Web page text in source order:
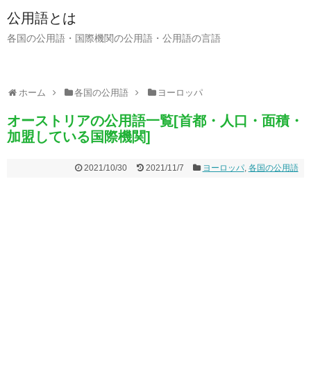
公用語とは
各国の公用語・国際機関の公用語・公用語の言語
ホーム 各国の公用語 ヨーロッパ
オーストリアの公用語一覧[首都・人口・面積・
加盟している国際機関]
2021/10/30 2021/11/7 ヨーロッパ, 各国の公用語